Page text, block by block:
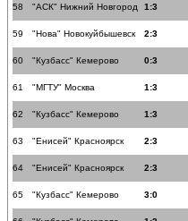
58 "АСК" Нижний Новгород 1:3
59 "Нова" Новокуйбышевск 2:3
60 "Кузбасс" Кемерово 0:3
61 "МГТУ" Москва 1:3
62 "Кузбасс" Кемерово 1:3
63 "Енисей" Красноярск 2:3
64 "Енисей" Красноярск 2:3
65 "Кузбасс" Кемерово 3:0